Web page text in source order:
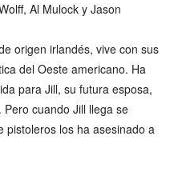
Al Mulock y Jason
origen irlandés, vive con sus
del Oeste americano. Ha
para Jill, su futura esposa,
cuando Jill llega se
pistoleros los ha asesinado a